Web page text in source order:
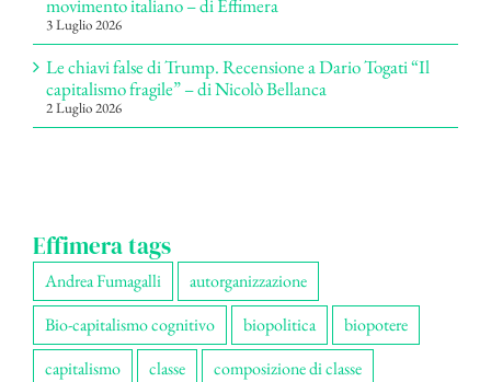
movimento italiano – di Effimera
3 Luglio 2026
Le chiavi false di Trump. Recensione a Dario Togati “Il
capitalismo fragile” – di Nicolò Bellanca
2 Luglio 2026
Effimera tags
Andrea Fumagalli
autorganizzazione
Bio-capitalismo cognitivo
biopolitica
biopotere
capitalismo
classe
composizione di classe